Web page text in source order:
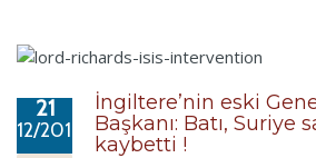
21
12/2016
İngiltere’nin eski
Başkanı: Batı, Suriye
kaybetti !